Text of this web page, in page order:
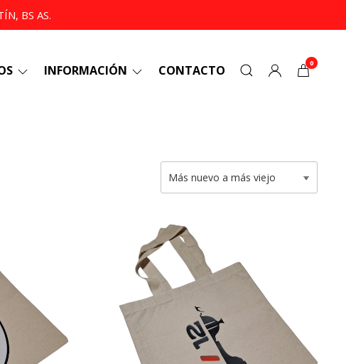
BS AS.
INFORMACIÓN CONTACTO 0